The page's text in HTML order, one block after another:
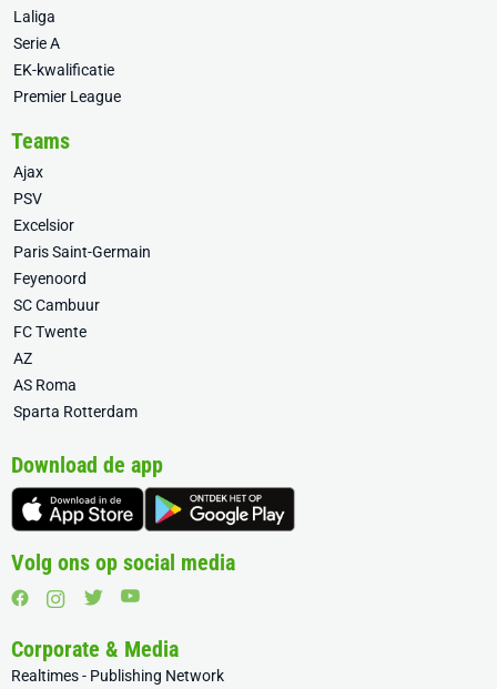
Laliga
Serie A
EK-kwalificatie
Premier League
Teams
Ajax
PSV
Excelsior
Paris Saint-Germain
Feyenoord
SC Cambuur
FC Twente
AZ
AS Roma
Sparta Rotterdam
Download de app
Volg ons op social media
Corporate & Media
Realtimes - Publishing Network